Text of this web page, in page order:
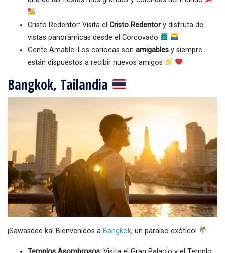
Cristo Redentor: Visita el Cristo Redentor y disfruta de
vistas panorámicas desde el Corcovado
Gente Amable: Los cariocas son amigables y siempre
están dispuestos a recibir nuevos amigos
Bangkok, Tailandia
¡Sawasdee ka! Bienvenidos a Bangkok, un paraíso exótico!